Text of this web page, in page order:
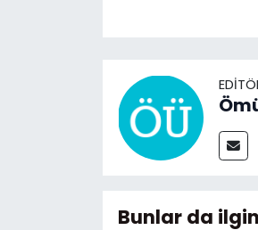
Bunlar da